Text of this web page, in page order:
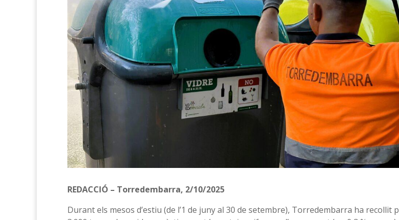
REDACCIÓ – Torredembarra, 2/10/2025
Durant els mesos d’estiu (de l’1 de juny al 30 de setembre), Torredembarra ha recollit